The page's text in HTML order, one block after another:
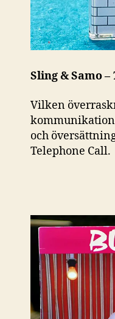
Sling & Samo –
Vilken
och
Telephone Call.